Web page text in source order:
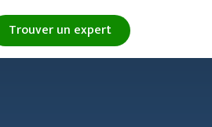
Trouver un expert